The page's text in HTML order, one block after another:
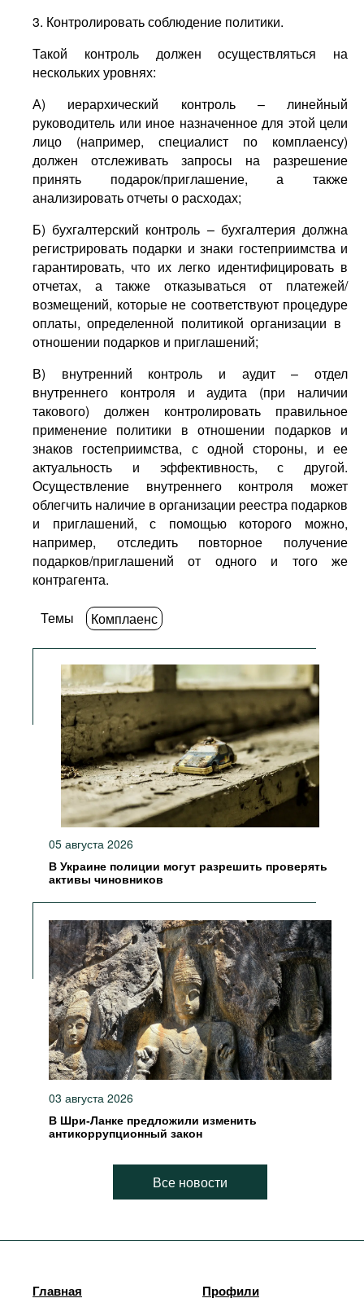
3. Контролировать соблюдение политики.
Такой контроль должен осуществляться на
нескольких уровнях:
А) иерархический контроль – линейный
руководитель или иное назначенное для этой цели
лицо (например, специалист по комплаенсу)
должен отслеживать запросы на разрешение
принять подарок/приглашение, а также
анализировать отчеты о расходах;
Б) бухгалтерский контроль – бухгалтерия должна
регистрировать подарки и знаки гостеприимства и
гарантировать, что их легко идентифицировать в
отчетах, а также отказываться от платежей/
возмещений, которые не соответствуют процедуре
оплаты, определенной политикой организации в ​​
отношении подарков и приглашений;
В) внутренний контроль и аудит – отдел
внутреннего контроля и аудита (при наличии
такового) должен контролировать правильное
применение политики в отношении подарков и
знаков гостеприимства, с одной стороны, и ее
актуальность и эффективность, с другой.
Осуществление внутреннего контроля может
облегчить наличие в организации реестра подарков
и приглашений, с помощью которого можно,
например, отследить повторное получение
подарков/приглашений от одного и того же
контрагента.
Темы Комплаенс
05 августа 2026
В Украине полиции могут разрешить проверять
активы чиновников
03 августа 2026
В Шри-Ланке предложили изменить
антикоррупционный закон
Все новости
Главная Профили